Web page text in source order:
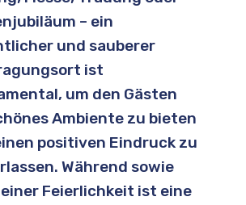
– ein
und sauberer
ist
um den Gästen
Ambiente zu bieten
positiven Eindruck zu
Während sowie
Feierlichkeit ist eine